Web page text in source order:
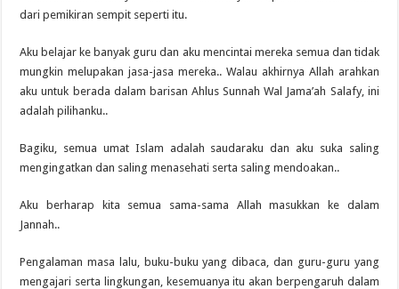
dari pemikiran sempit seperti itu.
Aku belajar ke banyak guru dan aku mencintai mereka semua dan tidak
mungkin melupakan jasa-jasa mereka.. Walau akhirnya Allah arahkan
aku untuk berada dalam barisan Ahlus Sunnah Wal Jama’ah Salafy, ini
adalah pilihanku..
Bagiku, semua umat Islam adalah saudaraku dan aku suka saling
mengingatkan dan saling menasehati serta saling mendoakan..
Aku berharap kita semua sama-sama Allah masukkan ke dalam
Jannah..
Pengalaman masa lalu, buku-buku yang dibaca, dan guru-guru yang
mengajari serta lingkungan, kesemuanya itu akan berpengaruh dalam